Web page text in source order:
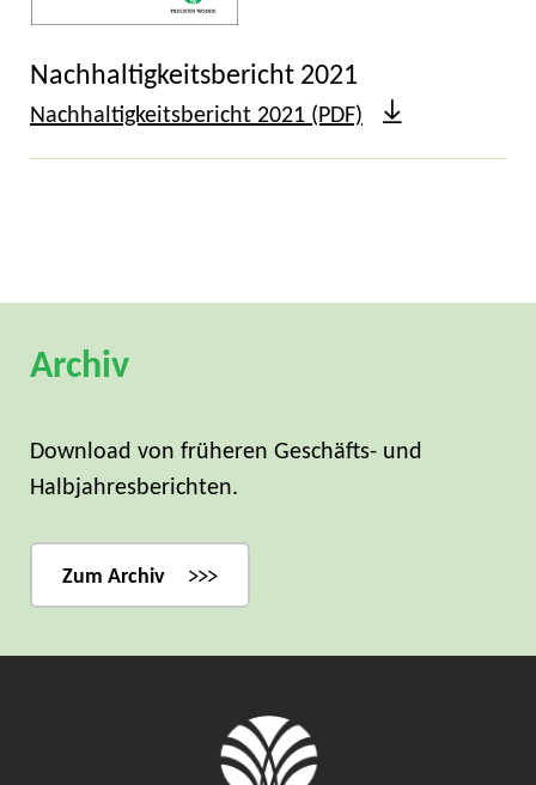
Nachhaltigkeitsbericht 2021
Nachhaltigkeitsbericht 2021 (PDF)
Archiv
Download von früheren Geschäfts- und
Halbjahresberichten.
Zum Archiv